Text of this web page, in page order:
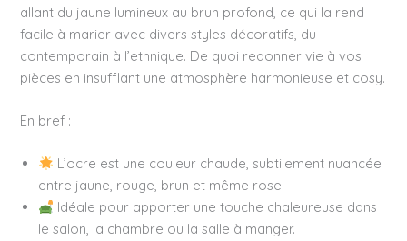
allant du jaune lumineux au brun profond, ce qui la rend
facile à marier avec divers styles décoratifs, du
contemporain à l’ethnique. De quoi redonner vie à vos
pièces en insufflant une atmosphère harmonieuse et cosy.
En bref :
L’ocre est une couleur chaude, subtilement nuancée
entre jaune, rouge, brun et même rose.
Idéale pour apporter une touche chaleureuse dans
le salon, la chambre ou la salle à manger.